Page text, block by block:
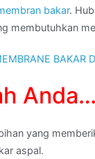
bakar.
membutuhkan
yang
aspal.